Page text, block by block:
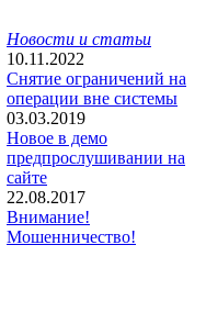
Новости и статьи
10.11.2022
Снятие ограничений на
операции вне системы
03.03.2019
Новое в демо
предпрослушивании на
сайте
22.08.2017
Внимание!
Мошенничество!